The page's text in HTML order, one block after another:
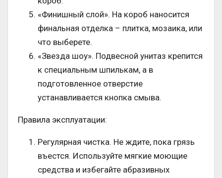
«Финишный слой». На короб наносится
финальная отделка – плитка, мозаика, или
что выберете.
«Звезда шоу». Подвесной унитаз крепится
к специальным шпилькам, а в
подготовленное отверстие
устанавливается кнопка смыва.
Правила эксплуатации:
Регулярная чистка. Не ждите, пока грязь
въестся. Используйте мягкие моющие
средства и избегайте абразивных